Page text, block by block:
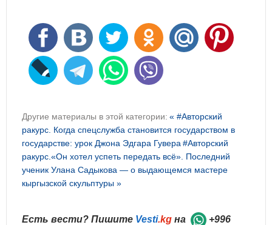
Другие материалы в этой категории: « #Авторский
ракурс. Когда спецслужба становится государством в
государстве: урок Джона Эдгара Гувера #Авторский
ракурс.«Он хотел успеть передать всё». Последний
ученик Улана Садыкова — о выдающемся мастере
кыргызской скульптуры »
Есть вести? Пишите Vesti.kg на
+996